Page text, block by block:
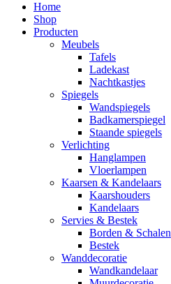
Home
Shop
Producten
Meubels
Tafels
Ladekast
Nachtkastjes
Spiegels
Wandspiegels
Badkamerspiegel
Staande spiegels
Verlichting
Hanglampen
Vloerlampen
Kaarsen & Kandelaars
Kaarshouders
Kandelaars
Servies & Bestek
Borden & Schalen
Bestek
Wanddecoratie
Wandkandelaar